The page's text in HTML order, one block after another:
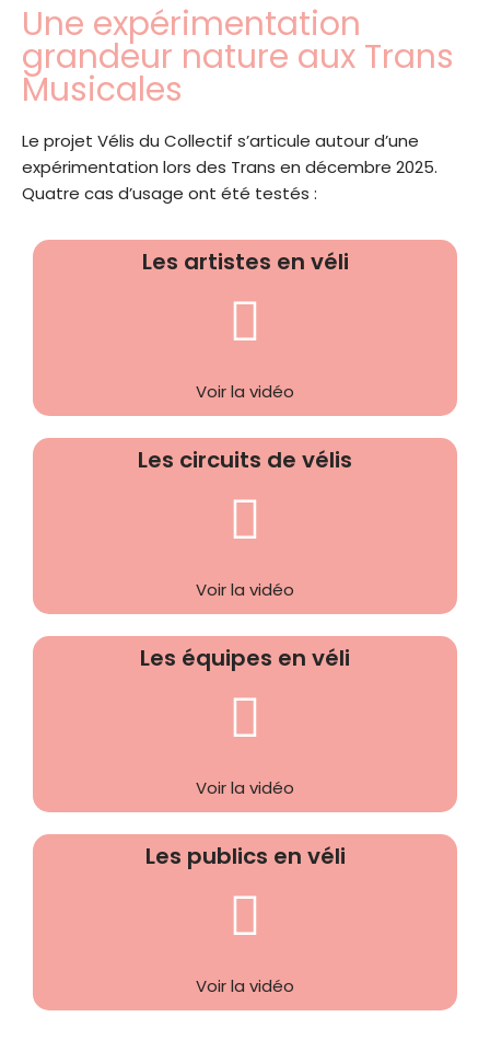
Une expérimentation
grandeur nature aux Trans
Musicales
Le projet Vélis du Collectif s’articule autour d’une
expérimentation lors des Trans en décembre 2025.
Quatre cas d’usage ont été testés :
Les artistes en véli
Voir la vidéo
Les circuits de vélis
Voir la vidéo
Les équipes en véli
Voir la vidéo
Les publics en véli
Voir la vidéo